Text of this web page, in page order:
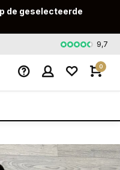
de geselecteerde
Snelle9,7
0